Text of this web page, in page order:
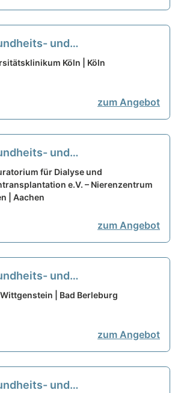
und
(m/w/d)
neu
Köln | Köln
zum Angebot
und
(m/w/d) – Zur
unseres Teams
wir Sie!
für Dialyse und
e.V. – Nierenzentrum
| Aachen
zum Angebot
und
(m/w/d) – Dein
Arbeitsplatz mit einem
neu
| Bad Berleburg
zum Angebot
und